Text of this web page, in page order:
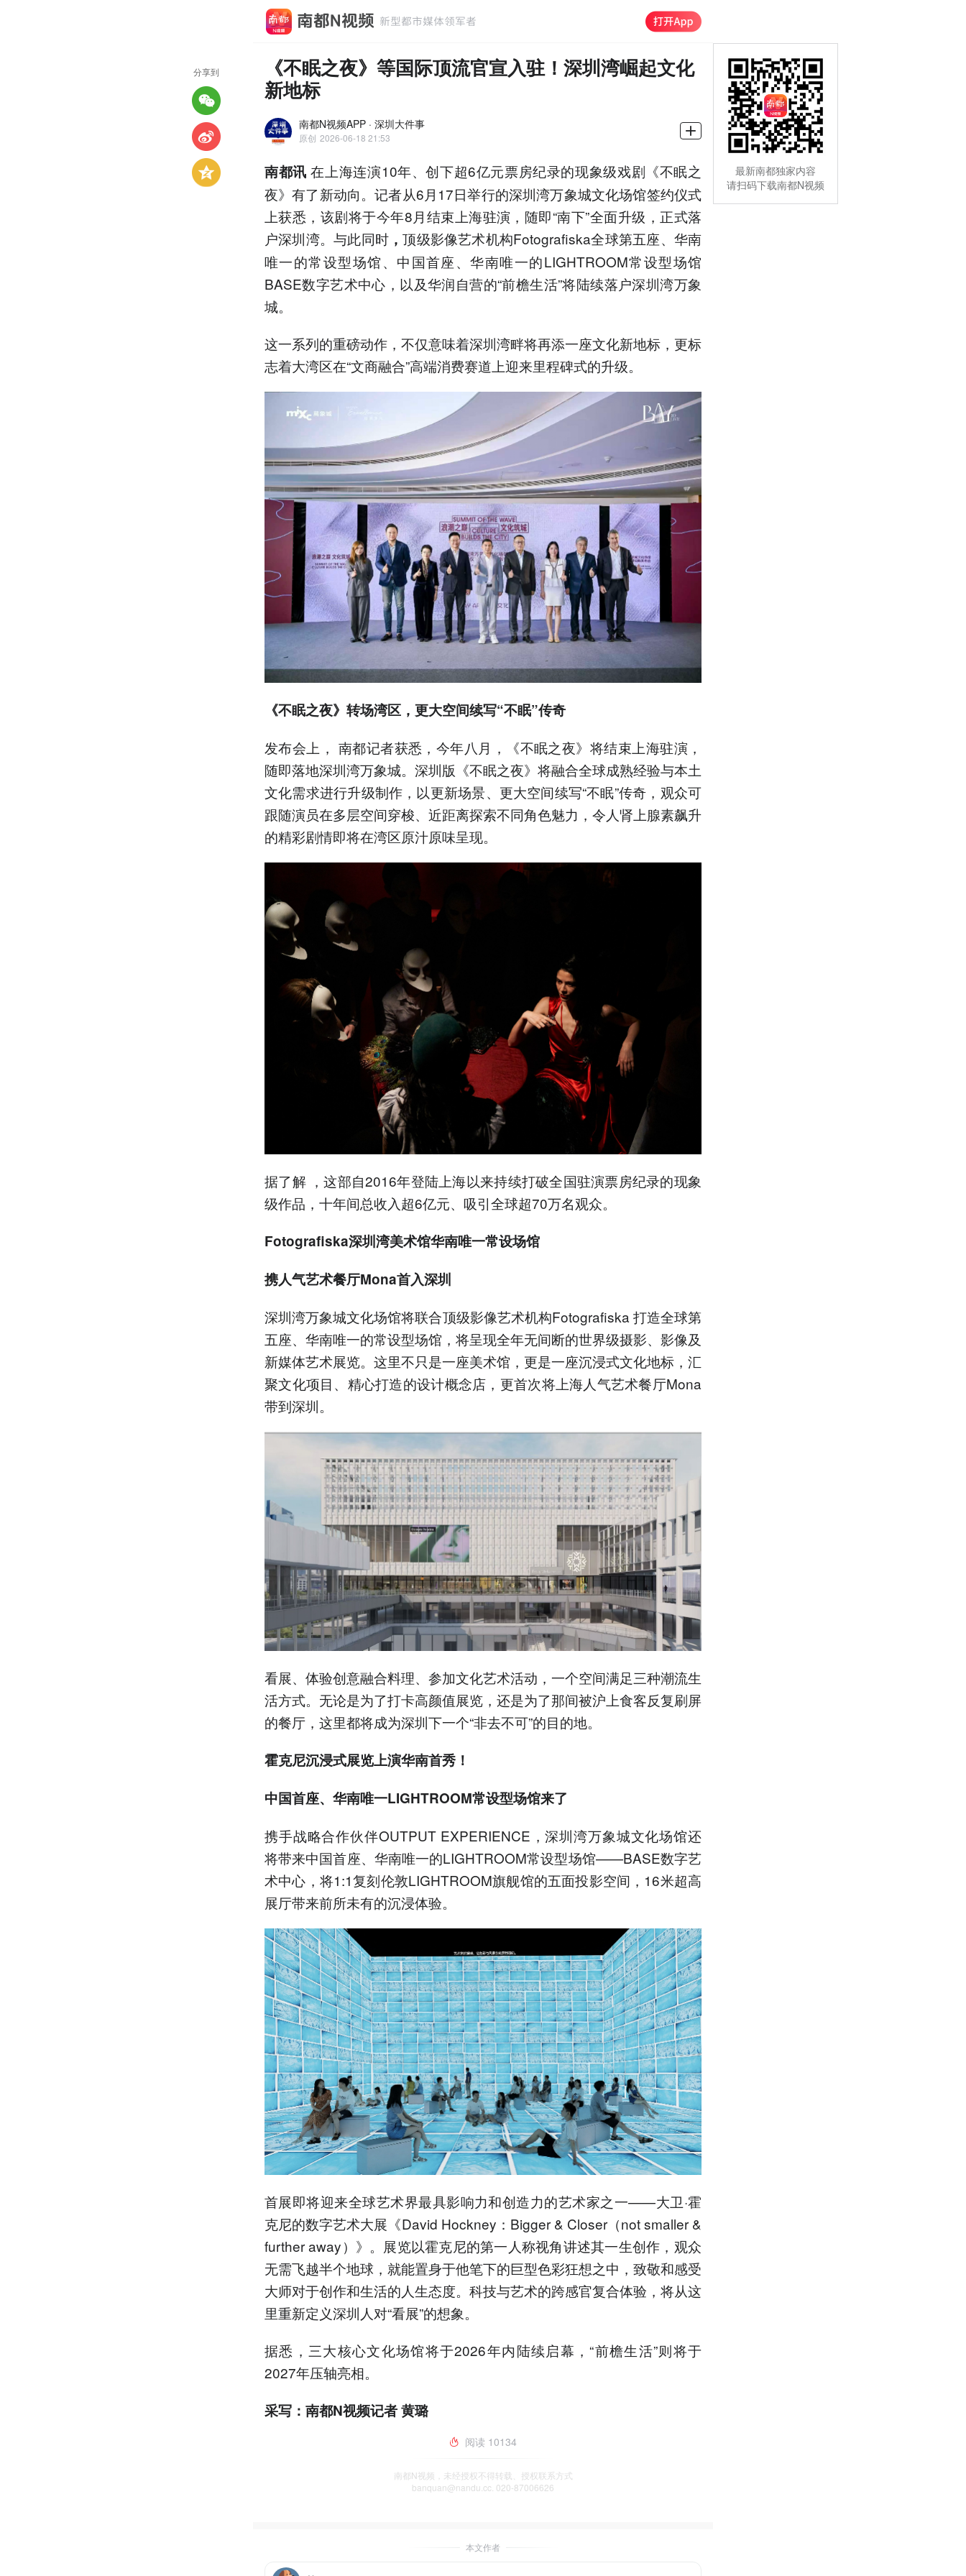
《不眠之夜》等国际顶流官宣入驻！深圳湾崛起文化
新地标
南都N视频APP · 深圳大件事
原创 2026-06-18 21:53
南都讯在上海连演10年、创下超6亿元票房纪录的现象级戏剧《不眠之
夜》有了新动向。记者从6月17日举行的深圳湾万象城文化场馆签约仪式
上获悉，该剧将于今年8月结束上海驻演，随即“南下”全面升级，正式落
户深圳湾。与此同时 ，顶级影像艺术机构Fotografiska全球第五座、华南
唯一的常设型场馆、中国首座、华南唯一的LIGHTROOM常设型场馆
BASE数字艺术中心，以及华润自营的“前檐生活”将陆续落户深圳湾万象
城。
这一系列的重磅动作，不仅意味着深圳湾畔将再添一座文化新地标，更标
志着大湾区在“文商融合”高端消费赛道上迎来里程碑式的升级。
《不眠之夜》转场湾区，更大空间续写“不眠”传奇
发布会上， 南都记者获悉，今年八月，《不眠之夜》将结束上海驻演，
随即落地深圳湾万象城。深圳版《不眠之夜》将融合全球成熟经验与本土
文化需求进行升级制作，以更新场景、更大空间续写“不眠”传奇，观众可
跟随演员在多层空间穿梭、近距离探索不同角色魅力，令人肾上腺素飙升
的精彩剧情即将在湾区原汁原味呈现。
据了解 ，这部自2016年登陆上海以来持续打破全国驻演票房纪录的现象
级作品，十年间总收入超6亿元、吸引全球超70万名观众。
Fotografiska深圳湾美术馆华南唯一常设场馆
携人气艺术餐厅Mona首入深圳
深圳湾万象城文化场馆将联合顶级影像艺术机构Fotografiska 打造全球第
五座、华南唯一的常设型场馆，将呈现全年无间断的世界级摄影、影像及
新媒体艺术展览。这里不只是一座美术馆，更是一座沉浸式文化地标，汇
聚文化项目、精心打造的设计概念店，更首次将上海人气艺术餐厅Mona
带到深圳。
看展、体验创意融合料理、参加文化艺术活动，一个空间满足三种潮流生
活方式。无论是为了打卡高颜值展览，还是为了那间被沪上食客反复刷屏
的餐厅，这里都将成为深圳下一个“非去不可”的目的地。
霍克尼沉浸式展览上演华南首秀！
中国首座、华南唯一LIGHTROOM常设型场馆来了
携手战略合作伙伴OUTPUT EXPERIENCE，深圳湾万象城文化场馆还
将带来中国首座、华南唯一的LIGHTROOM常设型场馆——BASE数字艺
术中心，将1:1复刻伦敦LIGHTROOM旗舰馆的五面投影空间，16米超高
展厅带来前所未有的沉浸体验。
首展即将迎来全球艺术界最具影响力和创造力的艺术家之一——大卫·霍
克尼的数字艺术大展《David Hockney：Bigger & Closer（not smaller &
further away）》。展览以霍克尼的第一人称视角讲述其一生创作，观众
无需飞越半个地球，就能置身于他笔下的巨型色彩狂想之中，致敬和感受
大师对于创作和生活的人生态度。科技与艺术的跨感官复合体验，将从这
里重新定义深圳人对“看展”的想象。
据悉，三大核心文化场馆将于2026年内陆续启幕，“前檐生活”则将于
2027年压轴亮相。
采写：南都N视频记者 黄璐
阅读 10134
南都N视频，未经授权不得转载、授权联系方式
banquan@nandu.cc. 020-87006626
本文作者
分享到
最新南都独家内容
请扫码下载南都N视频